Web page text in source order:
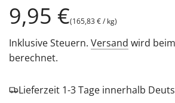
Regulärer
Preis
9,95 €(165,83 €/ kg)
Inklusive Steuern. Versand wird
berechnet.
Lieferzeit 1-3 Tage innerhalb